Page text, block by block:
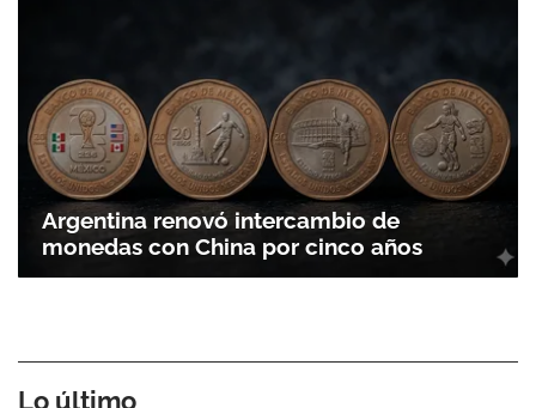
Argentina renovó intercambio de
monedas con China por cinco años
Lo último